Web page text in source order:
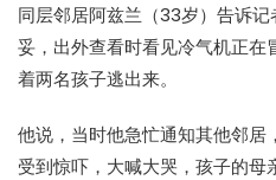
同层邻居阿兹兰（33岁）告诉
妥，出外查看时看见冷气机正
着两名孩子逃出来。
他说，当时他急忙通知其他邻
受到惊吓，大喊大哭，孩子的母